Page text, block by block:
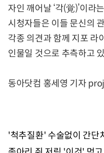
자인 깨어날 ‘각(覚)’이라
시청자들은 이들 문신의
각종 의견과 함께 지포 라
인물일 것으로 추측하고
동아닷컴 홍세영 기자